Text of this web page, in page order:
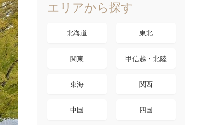
エリアから探す
北海道 東北
関東 甲信越・北陸
東海 関西
中国 四国